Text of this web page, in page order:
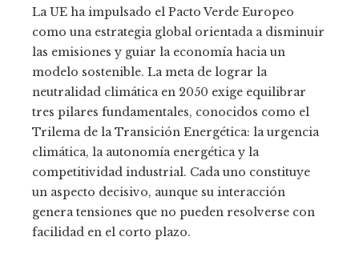
La UE ha impulsado el Pacto Verde Europeo
como una estrategia global orientada a disminuir
las emisiones y guiar la economía hacia un
modelo sostenible. La meta de lograr la
neutralidad climática en 2050 exige equilibrar
tres pilares fundamentales, conocidos como el
Trilema de la Transición Energética: la urgencia
climática, la autonomía energética y la
competitividad industrial. Cada uno constituye
un aspecto decisivo, aunque su interacción
genera tensiones que no pueden resolverse con
facilidad en el corto plazo.